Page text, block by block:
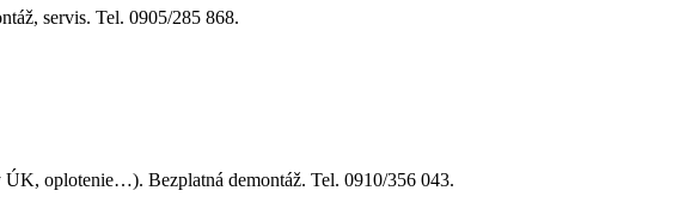
servis. Tel. 0905/285 868.
oplotenie…). Bezplatná demontáž. Tel. 0910/356 043.